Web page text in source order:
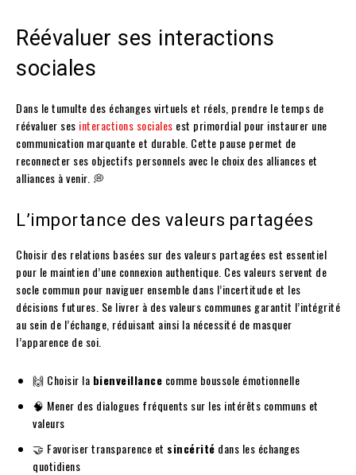
Réévaluer ses interactions
sociales
Dans le tumulte des échanges virtuels et réels, prendre le temps de
réévaluer ses interactions sociales est primordial pour instaurer une
communication marquante et durable. Cette pause permet de
reconnecter ses objectifs personnels avec le choix des alliances et
alliances à venir. 💭
L’importance des valeurs partagées
Choisir des relations basées sur des valeurs partagées est essentiel
pour le maintien d’une connexion authentique. Ces valeurs servent de
socle commun pour naviguer ensemble dans l’incertitude et les
décisions futures. Se livrer à des valeurs communes garantit l’intégrité
au sein de l’échange, réduisant ainsi la nécessité de masquer
l’apparence de soi.
🙌 Choisir la bienveillance comme boussole émotionnelle
🧠 Mener des dialogues fréquents sur les intérêts communs et
valeurs
🤝 Favoriser transparence et sincérité dans les échanges
quotidiens